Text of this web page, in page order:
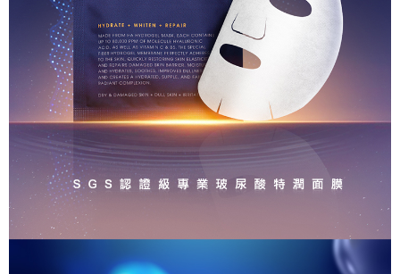
５．嚴禁一人註冊多個帳號或使用他人資訊註冊。若發現惡意使用之情形，
恩沛科技股份有限公司將有權停止該用戶之使用額度並採取法律行動。
離島宅配
每筆NT$100，滿NT$2,000(含以上)免運費
宅配貨到付款
每筆NT$100，滿NT$2,000(含以上)免運費
海外配送(日韓地區請提供英文收件地址及姓名，韓國址末
端請提供收件人的個人通關碼)
查看運費
海外配送 (新馬專屬) 查看運費
海外配送(中國) 查看運費